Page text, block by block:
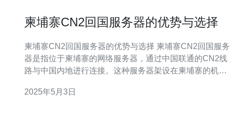
柬埔寨CN2回国服务器的优势与选择
柬埔寨CN2回国服务器的优势与选择 柬埔寨CN2回国服务
器是指位于柬埔寨的网络服务器，通过中国联通的CN2线
路与中国内地进行连接。这种服务器架设在柬埔寨的机
流畅地访问中国境内的网站和应用。 1. 稳定性：柬埔寨
2025年5月3日